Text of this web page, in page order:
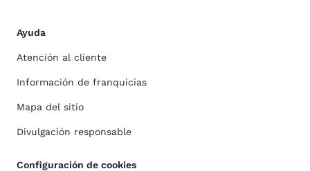
Ayuda
Atención al cliente
Información de franquicias
Mapa del sitio
Divulgación responsable
Configuración de cookies